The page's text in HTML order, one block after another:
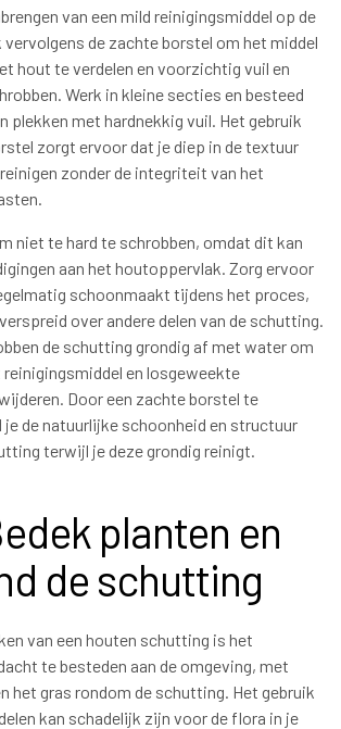
van een mild reinigingsmiddel op de
de zachte borstel om het middel
hout te verdelen en voorzichtig vuil en
Werk in kleine secties en besteed
plekken met hardnekkig vuil. Het gebruik
zorgt ervoor dat je diep in de textuur
zonder de integriteit van het
niet te hard te schrobben, omdat dit kan
aan het houtoppervlak. Zorg ervoor
schoonmaakt tijdens het proces,
over andere delen van de schutting.
de schutting grondig af met water om
reinigingsmiddel en losgeweekte
Door een zachte borstel te
je de natuurlijke schoonheid en structuur
terwijl je deze grondig reinigt.
planten en
de schutting
van een houten schutting is het
te besteden aan de omgeving, met
het gras rondom de schutting. Het gebruik
kan schadelijk zijn voor de flora in je